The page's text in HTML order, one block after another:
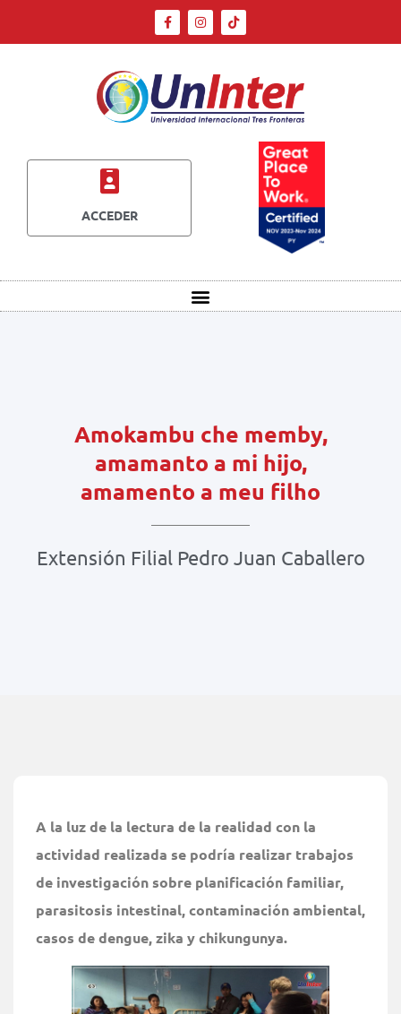
ACCEDER
Amokambu che memby,
amamanto a mi hijo,
amamento a meu filho
Extensión Filial Pedro Juan Caballero
A la luz de la lectura de la realidad con la
actividad realizada se podría realizar trabajos
de investigación sobre planificación familiar,
parasitosis intestinal, contaminación ambiental,
casos de dengue, zika y chikungunya.